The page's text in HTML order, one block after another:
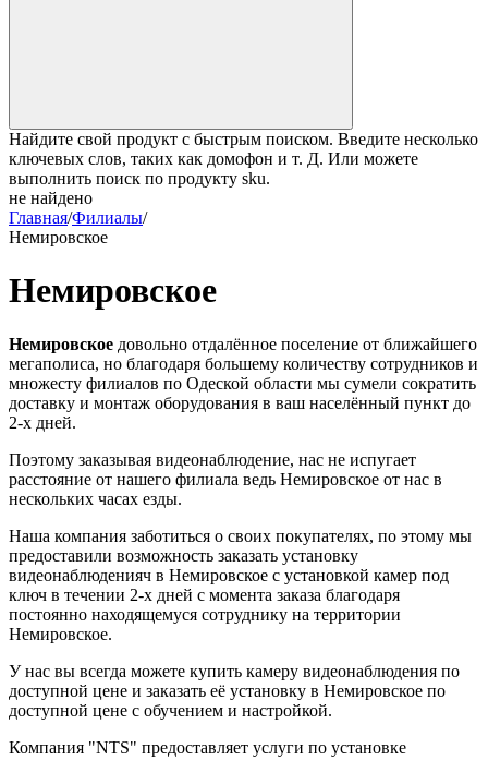
Найдите свой продукт с быстрым поиском. Введите несколько
ключевых слов, таких как домофон и т. Д. Или можете
выполнить поиск по продукту sku.
не найдено
Главная/Филиалы/
Немировское
Немировское
Немировское довольно отдалённое поселение от ближайшего
мегаполиса, но благодаря большему количеству сотрудников и
множесту филиалов по Одеской области мы сумели сократить
доставку и монтаж оборудования в ваш населённый пункт до
2-х дней.
Поэтому заказывая видеонаблюдение, нас не испугает
расстояние от нашего филиала ведь Немировское от нас в
нескольких часах езды.
Наша компания заботиться о своих покупателях, по этому мы
предоставили возможность заказать установку
видеонаблюденияч в Немировское с установкой камер под
ключ в течении 2-х дней с момента заказа благодаря
постоянно находящемуся сотруднику на территории
Немировское.
У нас вы всегда можете купить камеру видеонаблюдения по
доступной цене и заказать её установку в Немировское по
доступной цене с обучением и настройкой.
Компания "NTS" предоставляет услуги по установке